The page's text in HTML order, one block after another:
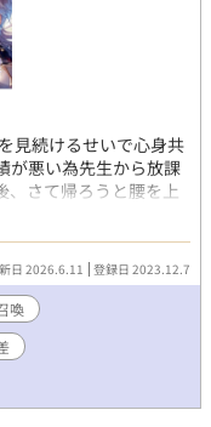
見続けるせいで心身共
が悪い為先生から放課
、さて帰ろうと腰を上
を開けると、教室に残
へと召喚されてしまっ
い。たいした詫びもな
その異世界は、夜見に
ト×現在冒険者ジン
味です ※感想ありがと
ます！ ※大体１話が９
の妄想魔法です。 ※相
ぬ。それまで飽きず
日 2026.6.11 登録日 2023.12.7
喚